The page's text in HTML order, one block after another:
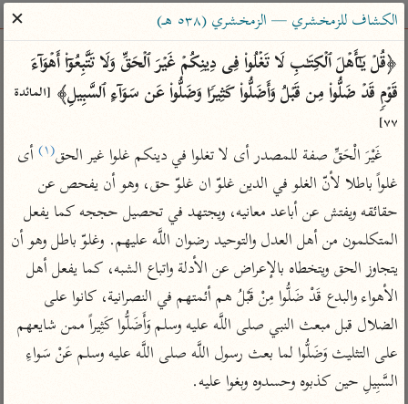
ساهم معنا في نشر القرآن والعلم الشرعي
الباحث القرآني
بحث تفسير علوم مصاحف معاجم
Type 2 or more characters for results.
Type 1 or more
characters for results.
أمّهات
تفسير الطبري
تفسير ابن كثير
تفسير القرطبي
تفسير البغوي
عامّة
فتح البيان للقنوجي
فتح القدير للشوكاني
تفسير ابن جزي
موسوعات
معاصرة
الميسر
المختصر في
التفسير
تفسير السعدي
أيسر التفاسير
الكشاف للزمخشري — الزمخشري (٥٣٨ هـ)
✕
قَوۡمࣲ قَدۡ ضَلُّوا۟ مِن قَبۡلُ وَأَضَلُّوا۟ كَثِیرࣰا وَضَلُّوا۟ عَن سَوَاۤءِ ٱلسَّبِیلِ﴾
٧٧]
غَيْرَ الْحَقِّ صفة للمصدر أى لا تغلوا في دينكم غلوا غير الحق(١)
السَّبِيلِ حين كذبوه وحسدوه وبغوا عليه.